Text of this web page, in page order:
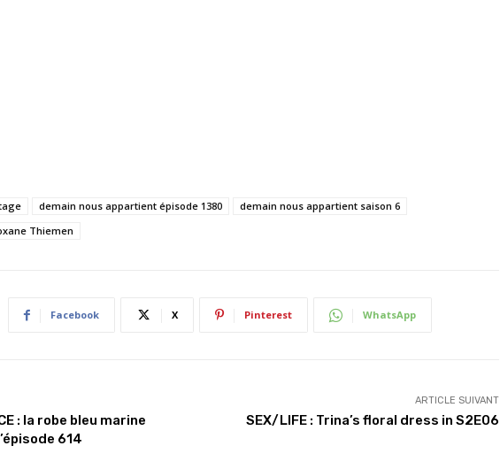
demain nous appartient épisode 1380
demain nous appartient saison 6
Thiemen
Facebook X Pinterest WhatsApp
: la robe bleu marine
614
ARTICLE SUIVANT
SEX/LIFE : Trina’s floral dress in S2E06